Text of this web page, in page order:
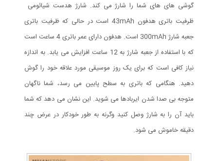
گوشی های های شما را شارژ می کند. شارژ هدست شیائومی
ظرفیت باتری هدفون 43mAh است در حالی که ظرفیت باتری
جعبه شارژ 300mAh است. هدفون دارای عمر باتری 4 ساعت است
که با استفاده از جعبه شارژ به 12 ساعت افزایش می یابد. به اندازه
نیاز کافی است که برای یک روز موسیقی مورد علاقه خود را گوش
دهید. هنگامی که باتری به سطح پایین می رسد، شما ناگهان
متوجه بی صدا شدن ایربادها می شوید. این نشان می دهد که شما
باید آن را به شارژ وصل کنید وگرنه به طور خودکار در عرض چند
دقیقه خاموش می شود.